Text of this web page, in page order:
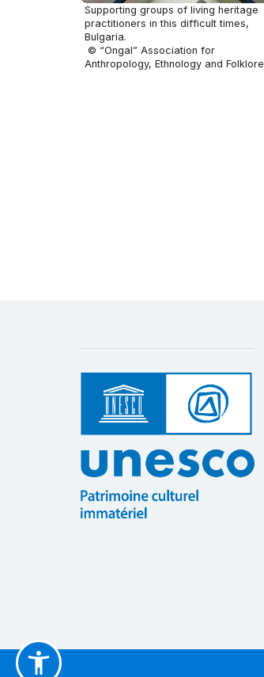
Supporting groups of living heritage
practitioners in this difficult times,
Bulgaria.
© “Ongal” Association for
Anthropology, Ethnology and Folklore